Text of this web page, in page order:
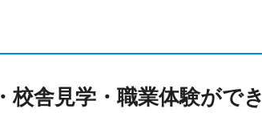
舎見学・職業体験ができ